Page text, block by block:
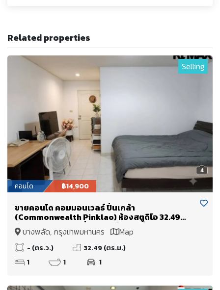
Related properties
4
Selling
คอนโด ฿14,900
ขายคอนโด คอมมอนเวลธ์ ปิ่นเกล้า
(Commonwealth Pinklao) ห้องสตูดิโอ 32.49
ตร.ม. ติด MRT บางยี่ขัน ใกล้เซ็นทรัล ปิ่นเกล้า ศิริราช
บางพลัด จรัญสนิทวงศ์
บางพลัด, กรุงเทพมหานคร Map
- (ตร.ว.)
32.49 (ตร.ม.)
1
1 1